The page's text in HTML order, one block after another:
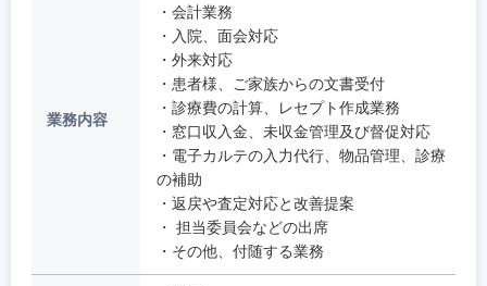
業務内容
・会計業務
・入院、面会対応
・外来対応
・患者様、ご家族からの文書受付
・診療費の計算、レセプト作成業務
・窓口収入金、未収金管理及び督促対応
・電子カルテの入力代行、物品管理、診療
の補助
・返戻や査定対応と改善提案
・ 担当委員会などの出席
・その他、付随する業務